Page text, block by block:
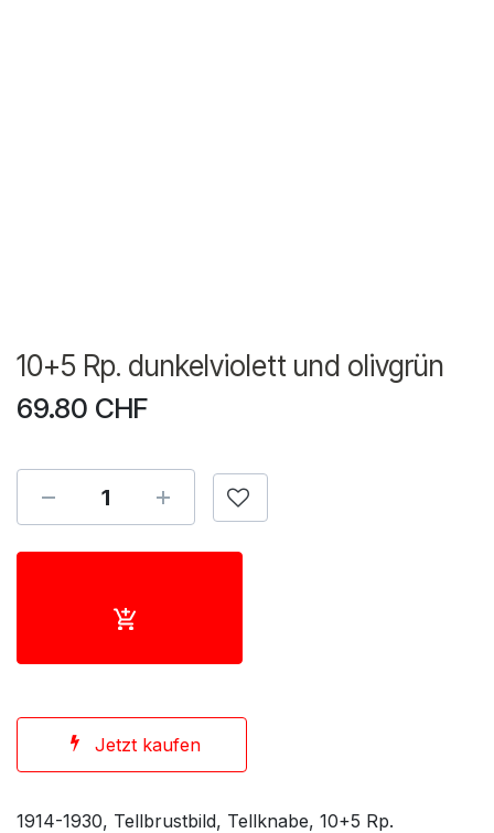
10+5 Rp. dunkelviolett und olivgrün
69.80 CHF
Jetzt kaufen
1914-1930, Tellbrustbild, Tellknabe, 10+5 Rp.